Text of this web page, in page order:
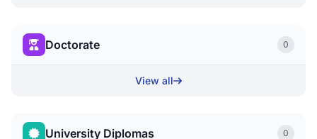
Doctorate 0
View all
University Diplomas 0